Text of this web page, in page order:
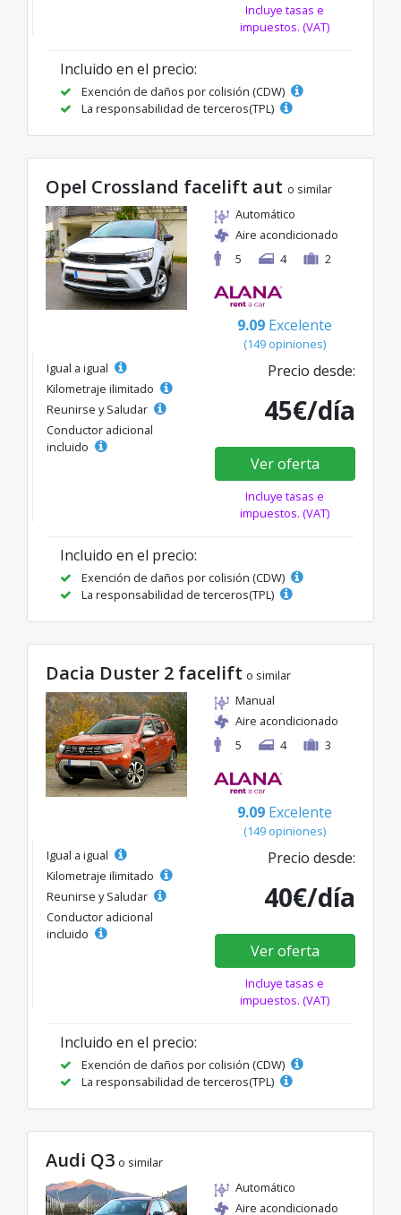
Incluye tasas e
impuestos. (VAT)
Incluido en el precio:
Exención de daños por colisión (CDW)
La responsabilidad de terceros(TPL)
Opel Crossland facelift aut o similar
Automático
Aire acondicionado
5
4 2
9.09 Excelente
(149 opiniones)
Igual a igual
Kilometraje ilimitado
Reunirse y Saludar
Conductor adicional
incluido
Precio desde:
45€/día
Ver oferta
Incluye tasas e
impuestos. (VAT)
Incluido en el precio:
Exención de daños por colisión (CDW)
La responsabilidad de terceros(TPL)
Dacia Duster 2 facelift o similar
Manual
Aire acondicionado
5
4 3
9.09 Excelente
(149 opiniones)
Igual a igual
Kilometraje ilimitado
Reunirse y Saludar
Conductor adicional
incluido
Precio desde:
40€/día
Ver oferta
Incluye tasas e
impuestos. (VAT)
Incluido en el precio:
Exención de daños por colisión (CDW)
La responsabilidad de terceros(TPL)
Audi Q3 o similar
Automático
Aire acondicionado